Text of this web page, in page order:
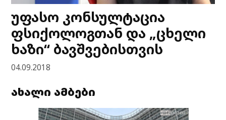
უფასო კონსულტაცია
ფსიქოლოგთან და „ცხელი
ხაზი“ ბავშვებისთვის
04.09.2018
ახალი ამბები